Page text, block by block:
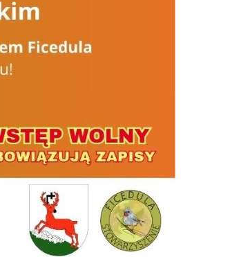
Możesz zmienić ustawienia cookies lub
W dowolnym momencie możesz dokonać zmiany